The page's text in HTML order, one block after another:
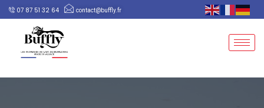
07 87 51 32 64 contact@buffly.fr